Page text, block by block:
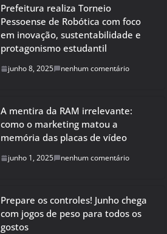
Prefeitura realiza Torneio
Pessoense de Robótica com foco
em inovação, sustentabilidade e
protagonismo estudantil
junho 8, 2025 nenhum comentário
A mentira da RAM irrelevante:
como o marketing matou a
memória das placas de vídeo
junho 1, 2025 nenhum comentário
Prepare os controles! Junho chega
com jogos de peso para todos os
gostos